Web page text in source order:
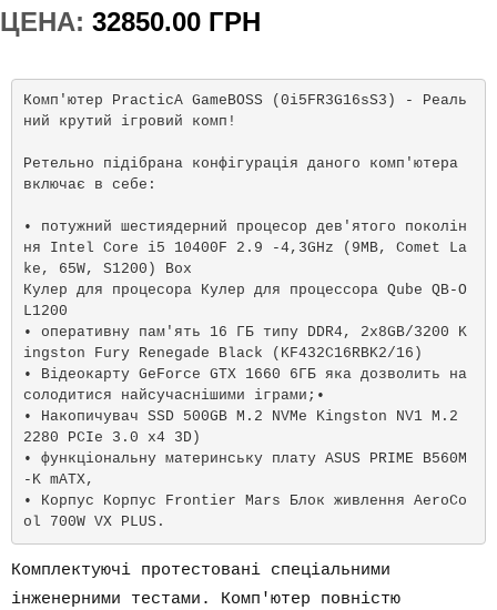
ЦЕНА: 32850.00 ГРН
Комп'ютер PracticA GameBOSS (0i5FR3G16sS3) - Реаль
ний крутий ігровий комп!
Ретельно підібрана конфігурація даного комп'ютера
включає в себе:
• потужний шестиядерний процесор дев'ятого поколін
ня Intel Core i5 10400F 2.9 -4,3GHz (9MB, Comet La
ke, 65W, S1200) Box
Кулер для процесора Кулер для процессора Qube QB-O
L1200
• оперативну пам'ять 16 ГБ типу DDR4, 2x8GB/3200 K
ingston Fury Renegade Black (KF432C16RBK2/16)
• Відеокарту GeForce GTX 1660 6ГБ яка дозволить на
солодитися найсучаснішими іграми;•
• Накопичувач SSD 500GB M.2 NVMe Kingston NV1 M.2
2280 PCIe 3.0 x4 3D)
• функціональну материнську плату ASUS PRIME B560M
-K mATX,
• Корпус Корпус Frontier Mars Блок живлення AeroCo
ol 700W VX PLUS.
Комплектуючі протестовані спеціальними
інженерними тестами. Комп'ютер повністю